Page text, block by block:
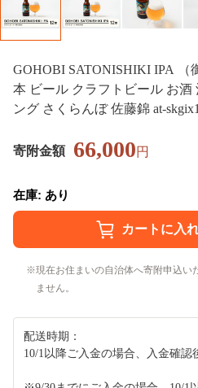
GOHOBI SATONISHIKI IPA （
本 ビール クラフトビール お酒
ング さくらんぼ 佐藤錦 at-
寄附金額 66,000円
在庫: あり
現在お住まいの自治体へ寄附申込い
ません。
配送時期：
10/1以降ご入金の場合、入金確認